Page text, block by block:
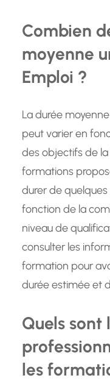
Combien
moyenne
Emploi ?
La durée
peut varier en
des objectifs de
formations
durer de quelques
fonction de la
niveau de
consulter les
formation pour
durée estimée et
Quels sont
les